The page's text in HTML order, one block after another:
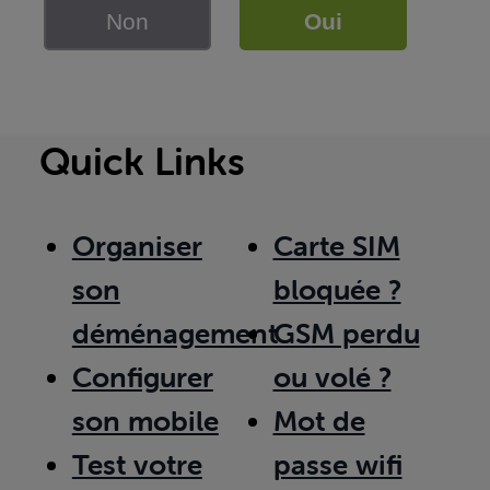
Non Oui
Quick Links
Organiser
son
déménagement
Configurer
son mobile
Test votre
Carte SIM
bloquée ?
GSM perdu
ou volé ?
Mot de
passe wifi